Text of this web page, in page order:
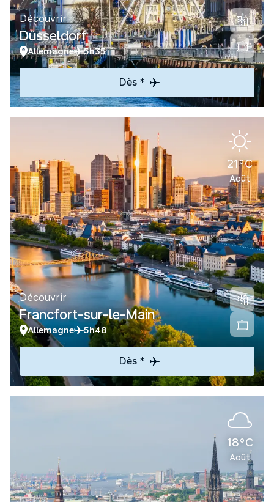
Découvrir
Düsseldorf
Allemagne 5h35
Dès *
21°C
Août
Découvrir
Francfort-sur-le-Main
Allemagne 5h48
Dès *
18°C
Août